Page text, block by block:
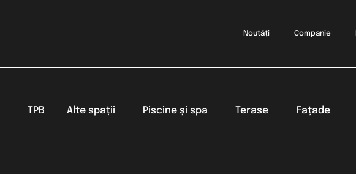
Noutăți Companie
TPB Alte spații Piscine și spa Terase Fațade